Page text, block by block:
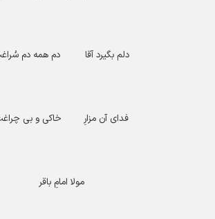
دلم بگیرد آقا دم همه دم سُراغت
فدای آن مزارِ خاکی و بی چراغت
مولا امامِ باقر